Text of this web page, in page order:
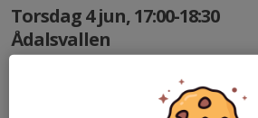
Torsdag 4 jun, 17:00-18:30
Ådalsvallen
Medtag fotbollsskor, benskydd och